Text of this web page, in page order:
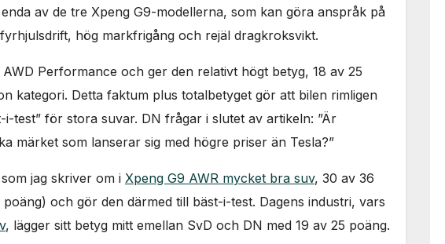
av de tre Xpeng G9-modellerna, som kan göra anspråk på
hög markfrigång och rejäl dragkroksvikt.
Performance och ger den relativt högt betyg, 18 av 25
kategori. Detta faktum plus totalbetyget gör att bilen rimligen
test” för stora suvar. DN frågar i slutet av artikeln: ”Är
märket som lanserar sig med högre priser än Tesla?”
jag skriver om i Xpeng G9 AWR mycket bra suv, 30 av 36
och gör den därmed till bäst-i-test. Dagens industri, vars
, lägger sitt betyg mitt emellan SvD och DN med 19 av 25 poäng.